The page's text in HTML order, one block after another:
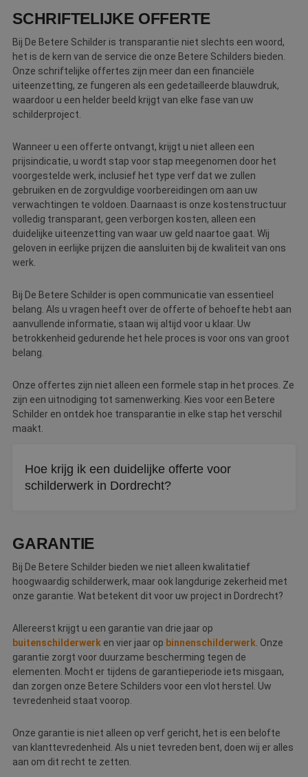
SCHRIFTELIJKE OFFERTE
Bij De Betere Schilder is transparantie niet slechts een woord,
het is de kern van de service die onze Betere Schilders bieden.
Onze schriftelijke offertes zijn meer dan een financiële
uiteenzetting, ze fungeren als een gedetailleerde blauwdruk,
waardoor u een helder beeld krijgt van elke fase van uw
schilderproject.
Wanneer u een offerte ontvangt, krijgt u niet alleen een
prijsindicatie, u wordt stap voor stap meegenomen door het
voorgestelde werk, inclusief het type verf dat we zullen
gebruiken en de zorgvuldige voorbereidingen om aan uw
verwachtingen te voldoen. Daarnaast is onze kostenstructuur
volledig transparant, geen verborgen kosten, alleen een
duidelijke uiteenzetting van waar uw geld naartoe gaat. Wij
geloven in eerlijke prijzen die aansluiten bij de kwaliteit van ons
werk.
Bij De Betere Schilder is open communicatie van essentieel
belang. Als u vragen heeft over de offerte of behoefte hebt aan
aanvullende informatie, staan wij altijd voor u klaar. Uw
betrokkenheid gedurende het hele proces is voor ons van groot
belang.
Onze offertes zijn niet alleen een formele stap in het proces. Ze
zijn een uitnodiging tot samenwerking. Kies voor een Betere
Schilder en ontdek hoe transparantie in elke stap het verschil
maakt.
Hoe krijg ik een duidelijke offerte voor
schilderwerk in Dordrecht?
prijsopbouw.
GARANTIE
Bij De Betere Schilder bieden we niet alleen kwalitatief
hoogwaardig schilderwerk, maar ook langdurige zekerheid met
onze garantie. Wat betekent dit voor uw project in Dordrecht?
Allereerst krijgt u een garantie van drie jaar op
buitenschilderwerk en vier jaar op binnenschilderwerk . Onze
garantie zorgt voor duurzame bescherming tegen de
elementen. Mocht er tijdens de garantieperiode iets misgaan,
dan zorgen onze Betere Schilders voor een vlot herstel. Uw
tevredenheid staat voorop.
Onze garantie is niet alleen op verf gericht, het is een belofte
van klanttevredenheid. Als u niet tevreden bent, doen wij er alles
aan om dit recht te zetten.